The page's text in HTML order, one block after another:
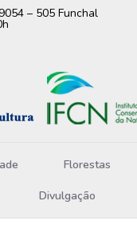
– 505 Funchal
Florestas
Divulgação